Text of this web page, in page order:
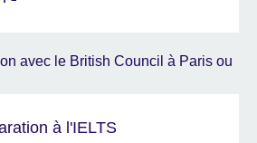
à l'IELTS